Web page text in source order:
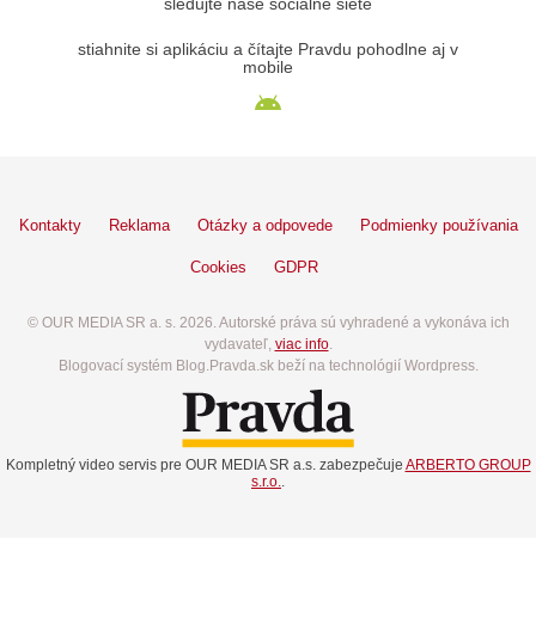
sledujte naše sociálne siete
stiahnite si aplikáciu a čítajte Pravdu pohodlne aj v
mobile
Kontakty Reklama Otázky a odpovede Podmienky používania
Cookies GDPR
© OUR MEDIA SR a. s. 2026. Autorské práva sú vyhradené a vykonáva ich
vydavateľ, viac info.
Blogovací systém Blog.Pravda.sk beží na technológií Wordpress.
Kompletný video servis pre OUR MEDIA SR a.s. zabezpečuje ARBERTO GROUP
s.r.o.